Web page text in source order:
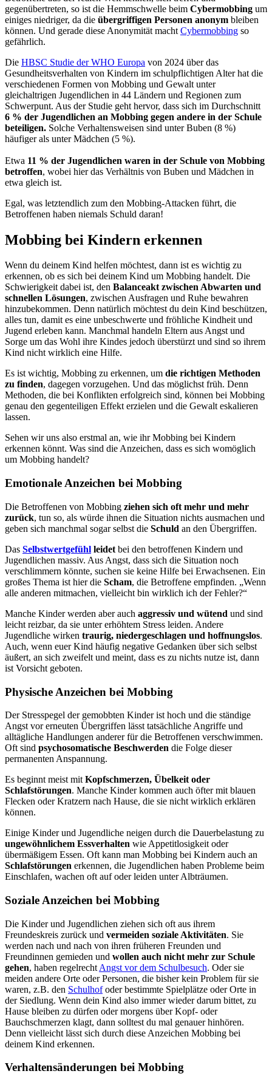
gegenübertreten, so ist die Hemmschwelle beim Cybermobbing um
einiges niedriger, da die übergriffigen Personen anonym bleiben
können. Und gerade diese Anonymität macht Cybermobbing so
gefährlich.
Die HBSC Studie der WHO Europa von 2024 über das
Gesundheitsverhalten von Kindern im schulpflichtigen Alter hat die
verschiedenen Formen von Mobbing und Gewalt unter
gleichaltrigen Jugendlichen in 44 Ländern und Regionen zum
Schwerpunt. Aus der Studie geht hervor, dass sich im Durchschnitt
6 % der Jugendlichen an Mobbing gegen andere in der Schule
beteiligen. Solche Verhaltensweisen sind unter Buben (8 %)
häufiger als unter Mädchen (5 %).
Etwa 11 % der Jugendlichen waren in der Schule von Mobbing
betroffen, wobei hier das Verhältnis von Buben und Mädchen in
etwa gleich ist.
Egal, was letztendlich zum den Mobbing-Attacken führt, die
Betroffenen haben niemals Schuld daran!
Mobbing bei Kindern erkennen
Wenn du deinem Kind helfen möchtest, dann ist es wichtig zu
erkennen, ob es sich bei deinem Kind um Mobbing handelt. Die
Schwierigkeit dabei ist, den Balanceakt zwischen Abwarten und
schnellen Lösungen, zwischen Ausfragen und Ruhe bewahren
hinzubekommen. Denn natürlich möchtest du dein Kind beschützen,
alles tun, damit es eine unbeschwerte und fröhliche Kindheit und
Jugend erleben kann. Manchmal handeln Eltern aus Angst und
Sorge um das Wohl ihre Kindes jedoch überstürzt und sind so ihrem
Kind nicht wirklich eine Hilfe.
Es ist wichtig, Mobbing zu erkennen, um die richtigen Methoden
zu finden, dagegen vorzugehen. Und das möglichst früh. Denn
Methoden, die bei Konflikten erfolgreich sind, können bei Mobbing
genau den gegenteiligen Effekt erzielen und die Gewalt eskalieren
lassen.
Sehen wir uns also erstmal an, wie ihr Mobbing bei Kindern
erkennen könnt. Was sind die Anzeichen, dass es sich womöglich
um Mobbing handelt?
Emotionale Anzeichen bei Mobbing
Die Betroffenen von Mobbing ziehen sich oft mehr und mehr
zurück, tun so, als würde ihnen die Situation nichts ausmachen und
geben sich manchmal sogar selbst die Schuld an den Übergriffen.
Das Selbstwertgefühl leidet bei den betroffenen Kindern und
Jugendlichen massiv. Aus Angst, dass sich die Situation noch
verschlimmern könnte, suchen sie keine Hilfe bei Erwachsenen. Ein
großes Thema ist hier die Scham, die Betroffene empfinden. „Wenn
alle anderen mitmachen, vielleicht bin wirklich ich der Fehler?“
Manche Kinder werden aber auch aggressiv und wütend und sind
leicht reizbar, da sie unter erhöhtem Stress leiden. Andere
Jugendliche wirken traurig, niedergeschlagen und hoffnungslos.
Auch, wenn euer Kind häufig negative Gedanken über sich selbst
äußert, an sich zweifelt und meint, dass es zu nichts nutze ist, dann
ist Vorsicht geboten.
Physische Anzeichen bei Mobbing
Der Stresspegel der gemobbten Kinder ist hoch und die ständige
Angst vor erneuten Übergriffen lässt tatsächliche Angriffe und
alltägliche Handlungen anderer für die Betroffenen verschwimmen.
Oft sind psychosomatische Beschwerden die Folge dieser
permanenten Anspannung.
Es beginnt meist mit Kopfschmerzen, Übelkeit oder
Schlafstörungen. Manche Kinder kommen auch öfter mit blauen
Flecken oder Kratzern nach Hause, die sie nicht wirklich erklären
können.
Einige Kinder und Jugendliche neigen durch die Dauerbelastung zu
ungewöhnlichem Essverhalten wie Appetitlosigkeit oder
übermäßigem Essen. Oft kann man Mobbing bei Kindern auch an
Schlafstörungen erkennen, die Jugendlichen haben Probleme beim
Einschlafen, wachen oft auf oder leiden unter Albträumen.
Soziale Anzeichen bei Mobbing
Die Kinder und Jugendlichen ziehen sich oft aus ihrem
Freundeskreis zurück und vermeiden soziale Aktivitäten. Sie
werden nach und nach von ihren früheren Freunden und
Freundinnen gemieden und wollen auch nicht mehr zur Schule
gehen, haben regelrecht Angst vor dem Schulbesuch. Oder sie
meiden andere Orte oder Personen, die bisher kein Problem für sie
waren, z.B. den Schulhofoder bestimmte Spielplätze oder Orte in
der Siedlung. Wenn dein Kind also immer wieder darum bittet, zu
Hause bleiben zu dürfen oder morgens über Kopf- oder
Bauchschmerzen klagt, dann solltest du mal genauer hinhören.
Denn vielleicht lässt sich durch diese Anzeichen Mobbing bei
deinem Kind erkennen.
Verhaltensänderungen bei Mobbing